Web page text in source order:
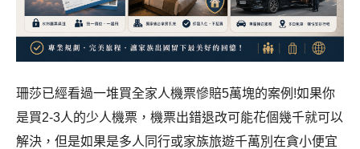
珊莎已經看過一堆買全家人機票慘賠5萬塊的案例!如果你
是買2-3人的少人機票，機票出錯退改可能花個幾千就可以
解決，但是如果是多人同行或家族旅遊千萬別在貪小便宜